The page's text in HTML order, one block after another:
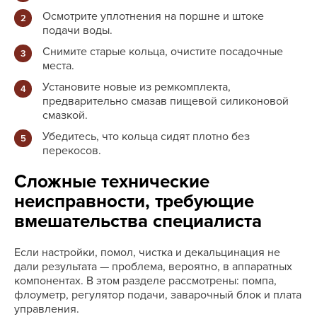
Осмотрите уплотнения на поршне и штоке
подачи воды.
Снимите старые кольца, очистите посадочные
места.
Установите новые из ремкомплекта,
предварительно смазав пищевой силиконовой
смазкой.
Убедитесь, что кольца сидят плотно без
перекосов.
Сложные технические
неисправности, требующие
вмешательства специалиста
Если настройки, помол, чистка и декальцинация не
дали результата — проблема, вероятно, в аппаратных
компонентах. В этом разделе рассмотрены: помпа,
флоуметр, регулятор подачи, заварочный блок и плата
управления.